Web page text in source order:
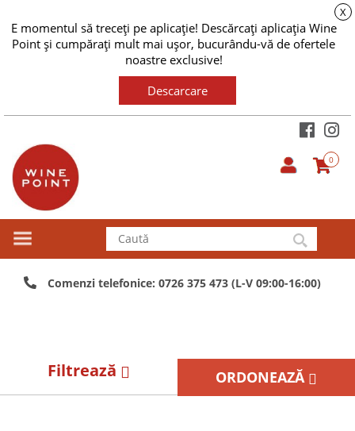
E momentul să treceți pe aplicație! Descărcați aplicația Wine
Point și cumpărați mult mai ușor, bucurându-vă de ofertele
noastre exclusive!
X
Descarcare
0
Comenzi telefonice: 0726 375 473 (L-V 09:00-16:00)
Filtrează ORDONEAZĂ